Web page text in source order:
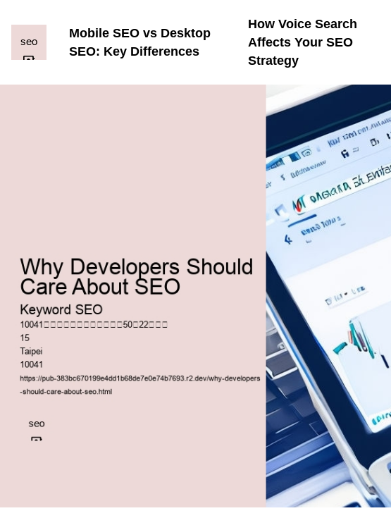
Mobile SEO vs Desktop
SEO: Key Differences
How Voice Search
Affects Your SEO
Strategy